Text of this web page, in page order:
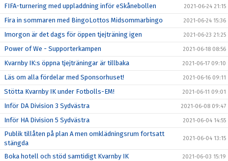
FIFA-turnering med uppladdning inför eSkånebollen 2021-06-24 21:15
Fira in sommaren med BingoLottos Midsommarbingo 2021-06-24 15:36
Imorgon är det dags för öppen tjejträning igen 2021-06-23 21:25
Power of We - Supporterkampen 2021-06-18 08:56
Kvarnby IK:s öppna tjejträningar är tillbaka 2021-06-17 09:10
Läs om alla fördelar med Sponsorhuset! 2021-06-16 09:11
Stötta Kvarnby IK under Fotbolls-EM! 2021-06-11 09:01
Inför DA Division 3 Sydvästra 2021-06-08 09:47
Inför HA Division 5 Sydvästra 2021-06-04 14:55
Publik tillåten på plan A men omklädningsrum fortsatt
stängda
2021-06-04 13:15
Boka hotell och stöd samtidigt Kvarnby IK 2021-06-03 15:19